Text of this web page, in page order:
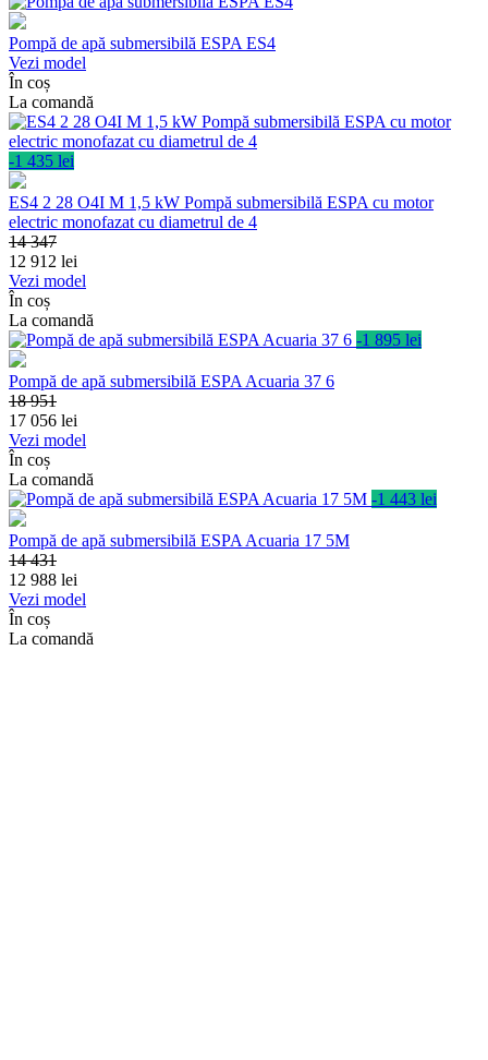
Pompă de apă submersibilă ESPA ES4
Vezi model
În coș
La comandă
-1 435 lei
ES4 2 28 O4I M 1,5 kW Pompă submersibilă ESPA cu motor
electric monofazat cu diametrul de 4
14 347
12 912 lei
Vezi model
În coș
La comandă
-1 895 lei
Pompă de apă submersibilă ESPA Acuaria 37 6
18 951
17 056 lei
Vezi model
În coș
La comandă
-1 443 lei
Pompă de apă submersibilă ESPA Acuaria 17 5M
14 431
12 988 lei
Vezi model
În coș
La comandă